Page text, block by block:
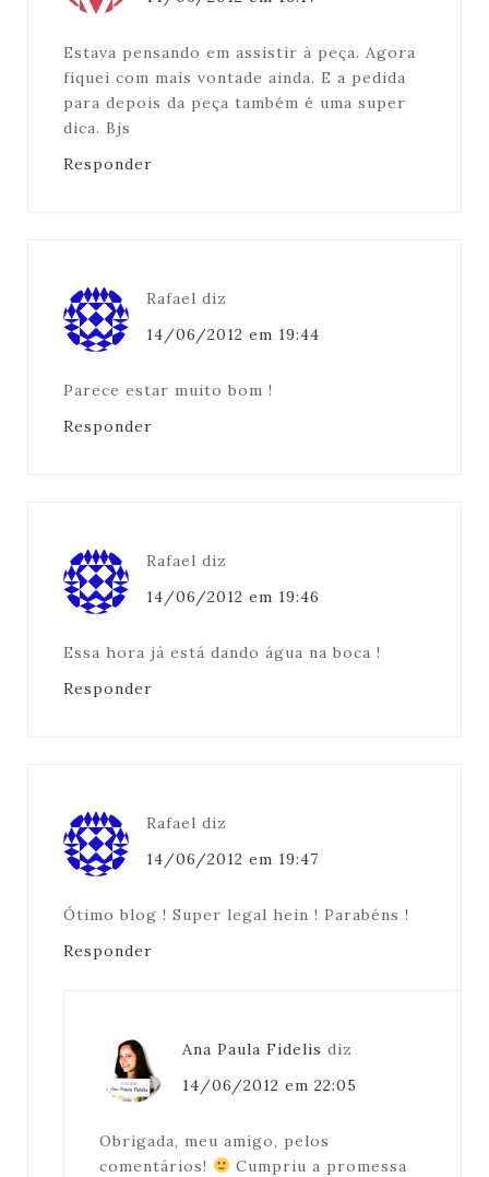
Estava pensando em assistir à peça. Agora
fiquei com mais vontade ainda. E a pedida
para depois da peça também é uma super
dica. Bjs
Responder
Rafael diz
14/06/2012 em 19:44
Parece estar muito bom !
Responder
Rafael diz
14/06/2012 em 19:46
Essa hora já está dando água na boca !
Responder
Rafael diz
14/06/2012 em 19:47
Ótimo blog ! Super legal hein ! Parabéns !
Responder
Ana Paula Fidelis diz
14/06/2012 em 22:05
Obrigada, meu amigo, pelos
comentários!
Cumpriu a promessa